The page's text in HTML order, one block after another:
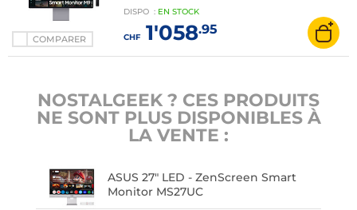
COMPARER
OLED - 165 Hz - HDR True Black 400 -
FreeSync Premium Pro / G-SYNC
Compatible - Wi-Fi/Bluetooth - Tizen OS
DISPO : EN STOCK
CHF1'058.95
NOSTALGEEK ? CES PRODUITS
NE SONT PLUS DISPONIBLES À
LA VENTE :
ASUS 27" LED - ZenScreen Smart
Monitor MS27UC